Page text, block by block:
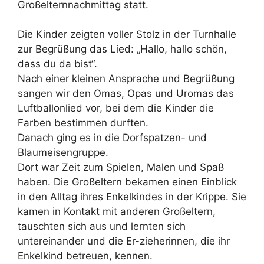
Großelternnachmittag statt.
Die Kinder zeigten voller Stolz in der Turnhalle
zur Begrüßung das Lied: „Hallo, hallo schön,
dass du da bist“.
Nach einer kleinen Ansprache und Begrüßung
sangen wir den Omas, Opas und Uromas das
Luftballonlied vor, bei dem die Kinder die
Farben bestimmen durften.
Danach ging es in die Dorfspatzen- und
Blaumeisengruppe.
Dort war Zeit zum Spielen, Malen und Spaß
haben. Die Großeltern bekamen einen Einblick
in den Alltag ihres Enkelkindes in der Krippe. Sie
kamen in Kontakt mit anderen Großeltern,
tauschten sich aus und lernten sich
untereinander und die Er-zieherinnen, die ihr
Enkelkind betreuen, kennen.